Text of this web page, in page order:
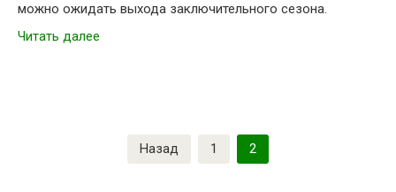
можно ожидать выхода заключительного сезона.
Читать далее
Назад 1 2